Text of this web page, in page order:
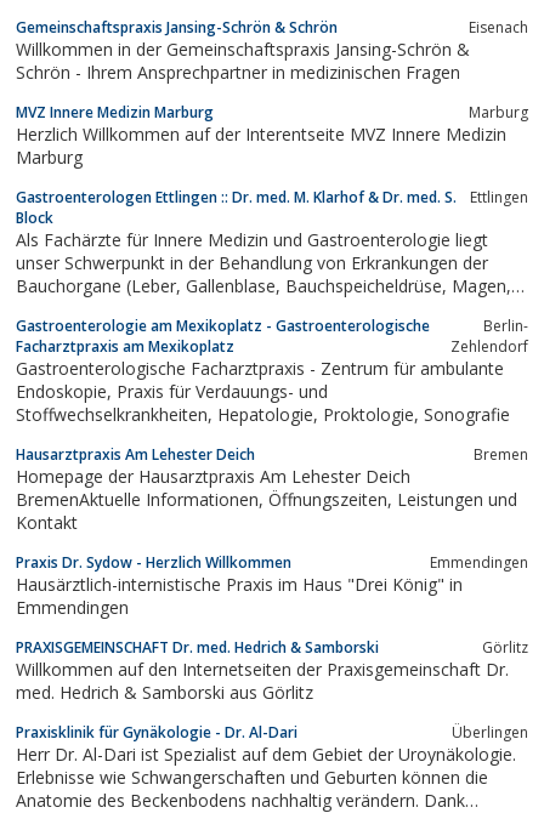
Gemeinschaftspraxis Jansing-Schrön & Schrön Eisenach
Willkommen in der Gemeinschaftspraxis Jansing-Schrön &
Schrön - Ihrem Ansprechpartner in medizinischen Fragen
MVZ Innere Medizin Marburg Marburg
Herzlich Willkommen auf der Interentseite MVZ Innere Medizin
Marburg
Gastroenterologen Ettlingen :: Dr. med. M. Klarhof & Dr. med. S.
Block
Ettlingen
Als Fachärzte für Innere Medizin und Gastroenterologie liegt
unser Schwerpunkt in der Behandlung von Erkrankungen der
Bauchorgane (Leber, Gallenblase, Bauchspeicheldrüse, Magen,
Gastroenterologie am Mexikoplatz - Gastroenterologische
Facharztpraxis am Mexikoplatz
Berlin-
Zehlendorf
Gastroenterologische Facharztpraxis - Zentrum für ambulante
Endoskopie, Praxis für Verdauungs- und
Stoffwechselkrankheiten, Hepatologie, Proktologie, Sonografie
Hausarztpraxis Am Lehester Deich Bremen
Homepage der Hausarztpraxis Am Lehester Deich
BremenAktuelle Informationen, Öffnungszeiten, Leistungen und
Kontakt
Praxis Dr. Sydow - Herzlich Willkommen Emmendingen
Hausärztlich-internistische Praxis im Haus "Drei König" in
Emmendingen
PRAXISGEMEINSCHAFT Dr. med. Hedrich & Samborski Görlitz
Willkommen auf den Internetseiten der Praxisgemeinschaft Dr.
med. Hedrich & Samborski aus Görlitz
Praxisklinik für Gynäkologie - Dr. Al-Dari Überlingen
Herr Dr. Al-Dari ist Spezialist auf dem Gebiet der Uroynäkologie.
Erlebnisse wie Schwangerschaften und Geburten können die
Anatomie des Beckenbodens nachhaltig verändern. Dank